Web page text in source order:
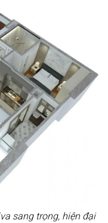
sang trọng, hiện đại